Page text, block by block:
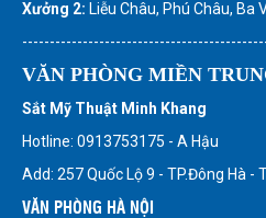
Xưởng 2: Liễu Châu, Phú Châu, Ba
VĂN PHÒNG MIỀN
Sắt Mỹ Thuật Minh Khang
Hotline: 0913753175 - A Hậu
Add: 257 Quốc Lộ 9 - TP.Đông Hà -
VĂN PHÒNG HÀ NỘI